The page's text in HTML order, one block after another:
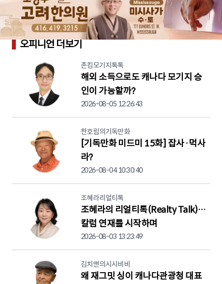
오피니언 더보기
존킴모기지톡톡
해외 소득으로도 캐나다 모기지 승
인이 가능할까?
2026-08-05 12:26:43
한호림의기독만화
[기독만화 미드미 15화] 잡사·먹사
라?
2026-08-04 10:30:40
조혜라리얼티톡
조혜라의 리얼티톡(Realty Talk)…
칼럼 연재를 시작하며
2026-08-03 13:23:49
김치맨의시시비비
왜 재그밋 싱이 캐나다관광청 대표